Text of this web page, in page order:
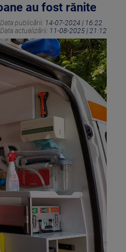
au fost rănite
Data publicării: 14-07-2024 | 16:22
Data actualizării: 11-08-2025 | 21:12